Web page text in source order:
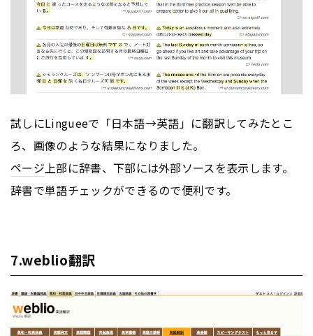
試しにLingueeで「日本語→英語」に翻訳してみたとこ
ろ、画像のような結果になりました。
ページ上部に辞書、下部には外部ソースを表示します。
辞書で単語チェックができるので便利です。
7.weblio翻訳